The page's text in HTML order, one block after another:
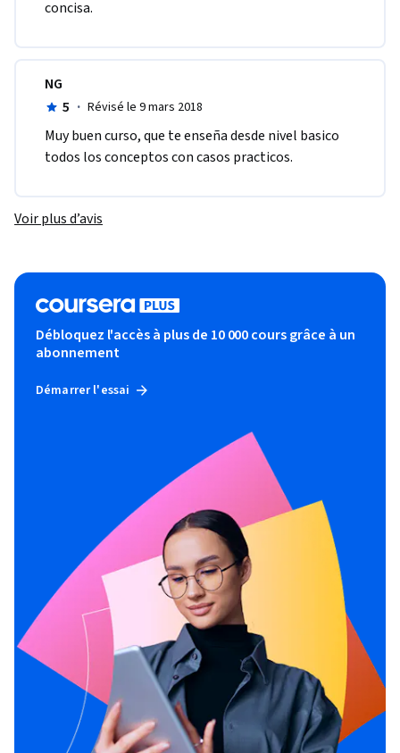
concisa.
NG
5 · Révisé le 9 mars 2018
Muy buen curso, que te enseña desde nivel basico
todos los conceptos con casos practicos.
Voir plus d’avis
Débloquez l'accès à plus de 10 000 cours grâce à un
abonnement
Démarrer l'essai